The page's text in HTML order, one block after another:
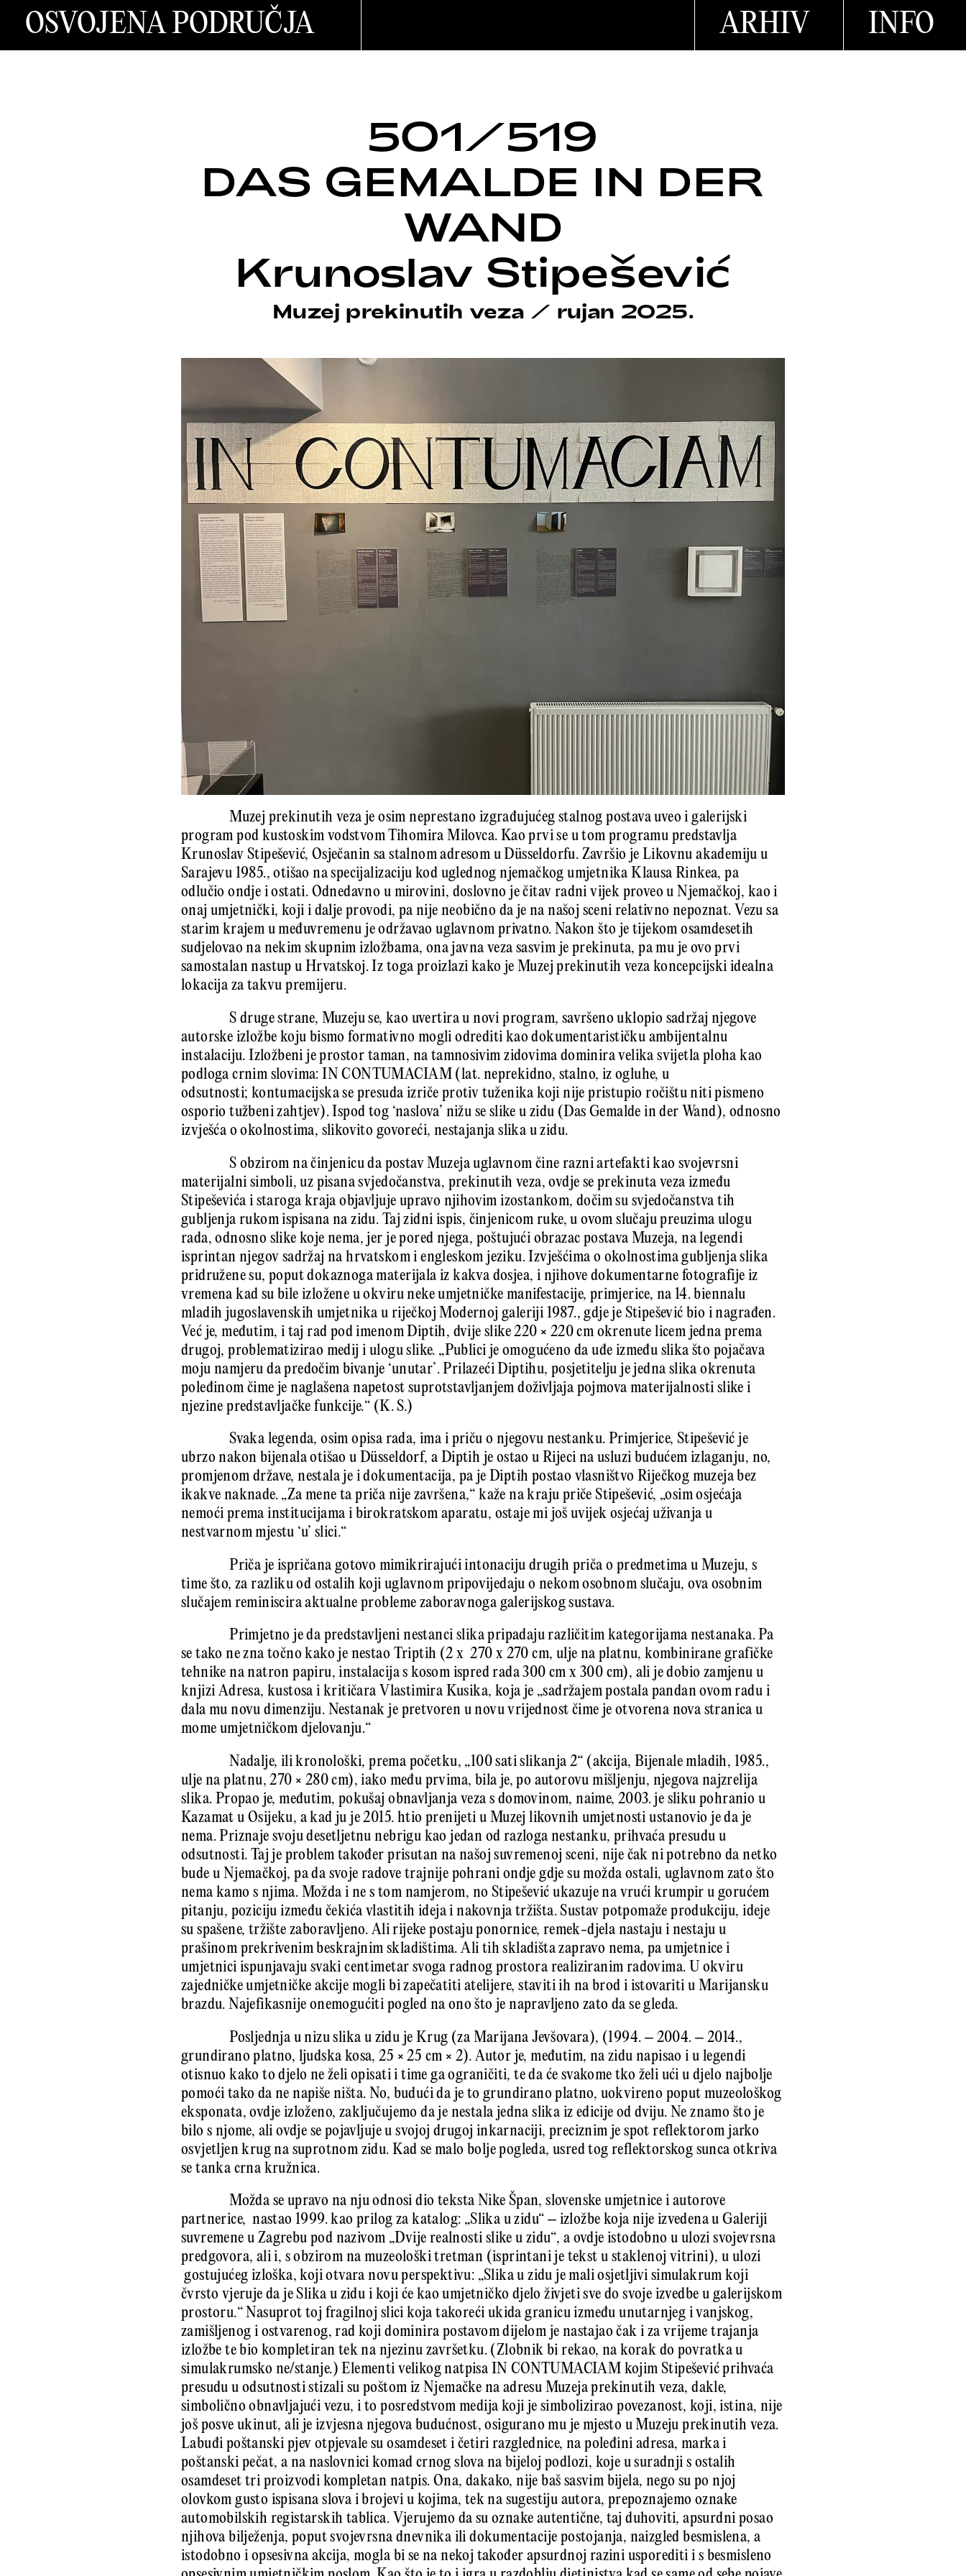
OSVOJENA PODRUČJA ARHIV INFO
501/519
DAS GEMALDE IN DER
WAND
Krunoslav Stipešević
Muzej prekinutih veza / rujan 2025.
Muzej prekinutih veza je osim neprestano izgrađujućeg stalnog postava uveo i galerijski
program pod kustoskim vodstvom Tihomira Milovca. Kao prvi se u tom programu predstavlja
Krunoslav Stipešević, Osječanin sa stalnom adresom u Düsseldorfu. Završio je Likovnu akademiju u
Sarajevu 1985., otišao na specijalizaciju kod uglednog njemačkog umjetnika Klausa Rinkea, pa
odlučio ondje i ostati. Odnedavno u mirovini, doslovno je čitav radni vijek proveo u Njemačkoj, kao i
onaj umjetnički, koji i dalje provodi, pa nije neobično da je na našoj sceni relativno nepoznat. Vezu sa
starim krajem u međuvremenu je održavao uglavnom privatno. Nakon što je tijekom osamdesetih
sudjelovao na nekim skupnim izložbama, ona javna veza sasvim je prekinuta, pa mu je ovo prvi
samostalan nastup u Hrvatskoj. Iz toga proizlazi kako je Muzej prekinutih veza koncepcijski idealna
lokacija za takvu premijeru.
S druge strane, Muzeju se, kao uvertira u novi program, savršeno uklopio sadržaj njegove
autorske izložbe koju bismo formativno mogli odrediti kao dokumentarističku ambijentalnu
instalaciju. Izložbeni je prostor taman, na tamnosivim zidovima dominira velika svijetla ploha kao
podloga crnim slovima: IN CONTUMACIAM (lat. neprekidno, stalno, iz ogluhe, u
odsutnosti; kontumacijska se presuda izriče protiv tuženika koji nije pristupio ročištu niti pismeno
osporio tužbeni zahtjev). Ispod tog ‘naslova’ nižu se slike u zidu (Das Gemalde in der Wand), odnosno
izvješća o okolnostima, slikovito govoreći, nestajanja slika u zidu.
S obzirom na činjenicu da postav Muzeja uglavnom čine razni artefakti kao svojevrsni
materijalni simboli, uz pisana svjedočanstva, prekinutih veza, ovdje se prekinuta veza između
Stipeševića i staroga kraja objavljuje upravo njihovim izostankom, dočim su svjedočanstva tih
gubljenja rukom ispisana na zidu. Taj zidni ispis, činjenicom ruke, u ovom slučaju preuzima ulogu
rada, odnosno slike koje nema, jer je pored njega, poštujući obrazac postava Muzeja, na legendi
isprintan njegov sadržaj na hrvatskom i engleskom jeziku. Izvješćima o okolnostima gubljenja slika
pridružene su, poput dokaznoga materijala iz kakva dosjea, i njihove dokumentarne fotografije iz
vremena kad su bile izložene u okviru neke umjetničke manifestacije, primjerice, na 14. biennalu
mladih jugoslavenskih umjetnika u riječkoj Modernoj galeriji 1987., gdje je Stipešević bio i nagrađen.
Već je, međutim, i taj rad pod imenom Diptih, dvije slike 220 × 220 cm okrenute licem jedna prema
drugoj, problematizirao medij i ulogu slike. „Publici je omogućeno da uđe između slika što pojačava
moju namjeru da predočim bivanje ‘unutar’. Prilazeći Diptihu, posjetitelju je jedna slika okrenuta
poleđinom čime je naglašena napetost suprotstavljanjem doživljaja pojmova materijalnosti slike i
njezine predstavljačke funkcije.“ (K. S.)
Svaka legenda, osim opisa rada, ima i priču o njegovu nestanku. Primjerice, Stipešević je
ubrzo nakon bijenala otišao u Düsseldorf, a Diptih je ostao u Rijeci na usluzi budućem izlaganju, no,
promjenom države, nestala je i dokumentacija, pa je Diptih postao vlasništvo Riječkog muzeja bez
ikakve naknade. „Za mene ta priča nije završena,“ kaže na kraju priče Stipešević, „osim osjećaja
nemoći prema institucijama i birokratskom aparatu, ostaje mi još uvijek osjećaj uživanja u
nestvarnom mjestu ‘u’ slici.“
Priča je ispričana gotovo mimikrirajući intonaciju drugih priča o predmetima u Muzeju, s
time što, za razliku od ostalih koji uglavnom pripovijedaju o nekom osobnom slučaju, ova osobnim
slučajem reminiscira aktualne probleme zaboravnoga galerijskog sustava.
Primjetno je da predstavljeni nestanci slika pripadaju različitim kategorijama nestanaka. Pa
se tako ne zna točno kako je nestao Triptih (2 x 270 x 270 cm, ulje na platnu, kombinirane grafičke
tehnike na natron papiru, instalacija s kosom ispred rada 300 cm x 300 cm), ali je dobio zamjenu u
knjizi Adresa, kustosa i kritičara Vlastimira Kusika, koja je „sadržajem postala pandan ovom radu i
dala mu novu dimenziju. Nestanak je pretvoren u novu vrijednost čime je otvorena nova stranica u
mome umjetničkom djelovanju.“
Nadalje, ili kronološki, prema početku, „100 sati slikanja 2“ (akcija, Bijenale mladih, 1985.,
ulje na platnu, 270 × 280 cm), iako među prvima, bila je, po autorovu mišljenju, njegova najzrelija
slika. Propao je, međutim, pokušaj obnavljanja veza s domovinom, naime, 2003. je sliku pohranio u
Kazamat u Osijeku, a kad ju je 2015. htio prenijeti u Muzej likovnih umjetnosti ustanovio je da je
nema. Priznaje svoju desetljetnu nebrigu kao jedan od razloga nestanku, prihvaća presudu u
odsutnosti. Taj je problem također prisutan na našoj suvremenoj sceni, nije čak ni potrebno da netko
bude u Njemačkoj, pa da svoje radove trajnije pohrani ondje gdje su možda ostali, uglavnom zato što
nema kamo s njima. Možda i ne s tom namjerom, no Stipešević ukazuje na vrući krumpir u gorućem
pitanju, poziciju između čekića vlastitih ideja i nakovnja tržišta. Sustav potpomaže produkciju, ideje
su spašene, tržište zaboravljeno. Ali rijeke postaju ponornice, remek-djela nastaju i nestaju u
prašinom prekrivenim beskrajnim skladištima. Ali tih skladišta zapravo nema, pa umjetnice i
umjetnici ispunjavaju svaki centimetar svoga radnog prostora realiziranim radovima. U okviru
zajedničke umjetničke akcije mogli bi zapečatiti atelijere, staviti ih na brod i istovariti u Marijansku
brazdu. Najefikasnije onemogućiti pogled na ono što je napravljeno zato da se gleda.
Posljednja u nizu slika u zidu je Krug (za Marijana Jevšovara), (1994. – 2004. – 2014.,
grundirano platno, ljudska kosa, 25 × 25 cm × 2). Autor je, međutim, na zidu napisao i u legendi
otisnuo kako to djelo ne želi opisati i time ga ograničiti, te da će svakome tko želi ući u djelo najbolje
pomoći tako da ne napiše ništa. No, budući da je to grundirano platno, uokvireno poput muzeološkog
eksponata, ovdje izloženo, zaključujemo da je nestala jedna slika iz edicije od dviju. Ne znamo što je
bilo s njome, ali ovdje se pojavljuje u svojoj drugoj inkarnaciji, preciznim je spot reflektorom jarko
osvjetljen krug na suprotnom zidu. Kad se malo bolje pogleda, usred tog reflektorskog sunca otkriva
se tanka crna kružnica.
Možda se upravo na nju odnosi dio teksta Nike Špan, slovenske umjetnice i autorove
partnerice, nastao 1999. kao prilog za katalog: „Slika u zidu“ – izložbe koja nije izvedena u Galeriji
suvremene u Zagrebu pod nazivom „Dvije realnosti slike u zidu“, a ovdje istodobno u ulozi svojevrsna
predgovora, ali i, s obzirom na muzeološki tretman (isprintani je tekst u staklenoj vitrini), u ulozi
gostujućeg izloška, koji otvara novu perspektivu: „Slika u zidu je mali osjetljivi simulakrum koji
čvrsto vjeruje da je Slika u zidu i koji će kao umjetničko djelo živjeti sve do svoje izvedbe u galerijskom
prostoru.“ Nasuprot toj fragilnoj slici koja takoreći ukida granicu između unutarnjeg i vanjskog,
zamišljenog i ostvarenog, rad koji dominira postavom dijelom je nastajao čak i za vrijeme trajanja
izložbe te bio kompletiran tek na njezinu završetku. (Zlobnik bi rekao, na korak do povratka u
simulakrumsko ne/stanje.) Elementi velikog natpisa IN CONTUMACIAM kojim Stipešević prihvaća
presudu u odsutnosti stizali su poštom iz Njemačke na adresu Muzeja prekinutih veza, dakle,
simbolično obnavljajući vezu, i to posredstvom medija koji je simbolizirao povezanost, koji, istina, nije
još posve ukinut, ali je izvjesna njegova budućnost, osigurano mu je mjesto u Muzeju prekinutih veza.
Labuđi poštanski pjev otpjevale su osamdeset i četiri razglednice, na poleđini adresa, marka i
poštanski pečat, a na naslovnici komad crnog slova na bijeloj podlozi, koje u suradnji s ostalih
osamdeset tri proizvodi kompletan natpis. Ona, dakako, nije baš sasvim bijela, nego su po njoj
olovkom gusto ispisana slova i brojevi u kojima, tek na sugestiju autora, prepoznajemo oznake
automobilskih registarskih tablica. Vjerujemo da su oznake autentične, taj duhoviti, apsurdni posao
njihova bilježenja, poput svojevrsna dnevnika ili dokumentacije postojanja, naizgled besmislena, a
istodobno i opsesivna akcija, mogla bi se na nekoj također apsurdnoj razini usporediti i s besmisleno